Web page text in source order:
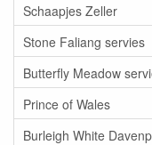
Schaapjes Zeller
Stone Faliang servies
Butterfly Meadow
Prince of Wales
Burleigh White